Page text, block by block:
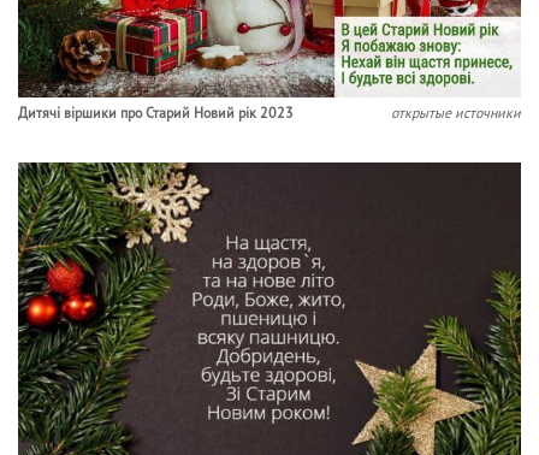
Дитячі віршики про Старий Новий рік 2023 открытые источники